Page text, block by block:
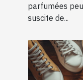
parfumées
suscite de...